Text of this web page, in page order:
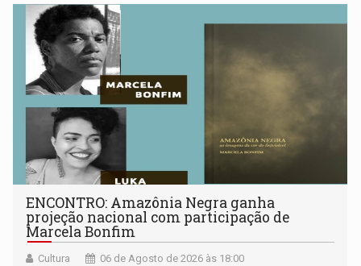
ENCONTRO: Amazônia Negra ganha
projeção nacional com participação de
Marcela Bonfim
Cultura 06 de Agosto de 2026 às 18:00